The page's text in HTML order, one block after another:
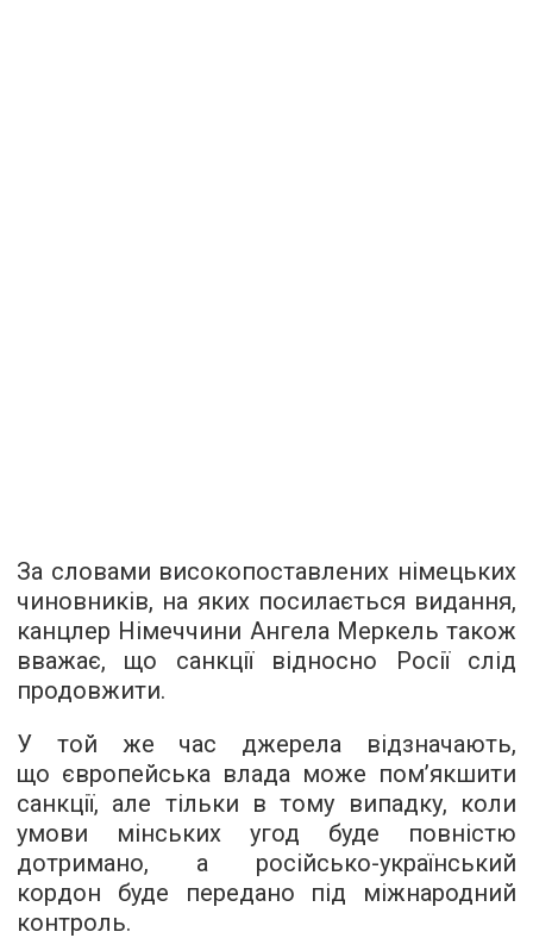
За словами високопоставлених німецьких
чиновників, на яких посилається видання,
канцлер Німеччини Ангела Меркель також
вважає, що санкції відносно Росії слід
продовжити.
У той же час джерела відзначають,
що європейська влада може пом’якшити
санкції, але тільки в тому випадку, коли
умови мінських угод буде повністю
дотримано, а російсько-український
кордон буде передано під міжнародний
контроль.